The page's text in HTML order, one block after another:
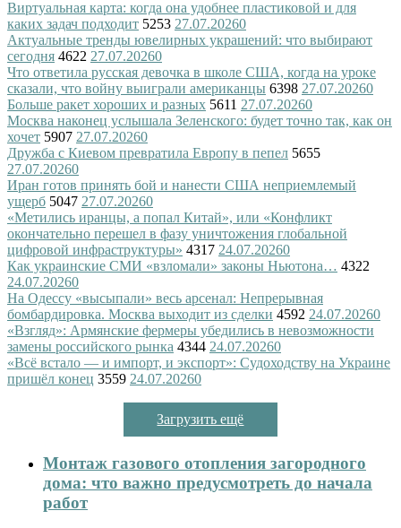
Виртуальная карта: когда она удобнее пластиковой и для
каких задач подходит 5253 27.07.20260
Актуальные тренды ювелирных украшений: что выбирают
сегодня 4622 27.07.20260
Что ответила русская девочка в школе США, когда на уроке
сказали, что войну выиграли американцы 6398 27.07.20260
Больше ракет хороших и разных 5611 27.07.20260
Москва наконец услышала Зеленского: будет точно так, как он
хочет 5907 27.07.20260
Дружба с Киевом превратила Европу в пепел 5655
27.07.20260
Иран готов принять бой и нанести США неприемлемый
ущерб 5047 27.07.20260
«Метились иранцы, а попал Китай», или «Конфликт
окончательно перешел в фазу уничтожения глобальной
цифровой инфраструктуры» 4317 24.07.20260
Как украинские СМИ «взломали» законы Ньютона… 4322
24.07.20260
На Одессу «высыпали» весь арсенал: Непрерывная
бомбардировка. Москва выходит из сделки 4592 24.07.20260
«Взгляд»: Армянские фермеры убедились в невозможности
замены российского рынка 4344 24.07.20260
«Всё встало — и импорт, и экспорт»: Судоходству на Украине
пришёл конец 3559 24.07.20260
Загрузить ещё
Монтаж газового отопления загородного
дома: что важно предусмотреть до начала
работ